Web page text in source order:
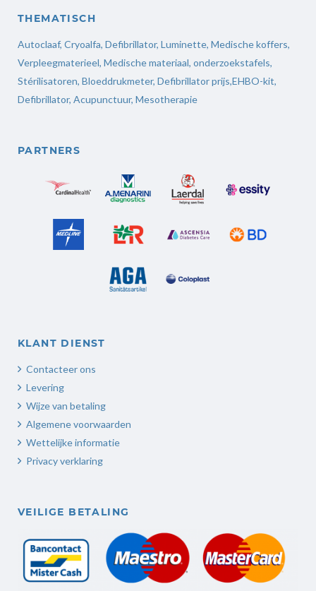
THEMATISCH
Autoclaaf, Cryoalfa, Defibrillator, Luminette, Medische koffers,
Verpleegmaterieel, Medische materiaal, onderzoekstafels,
Stérilisatoren, Bloeddrukmeter, Defibrillator prijs,EHBO-kit,
Defibrillator, Acupunctuur, Mesotherapie
PARTNERS
KLANT DIENST
Contacteer ons
Levering
Wijze van betaling
Algemene voorwaarden
Wettelijke informatie
Privacy verklaring
VEILIGE BETALING